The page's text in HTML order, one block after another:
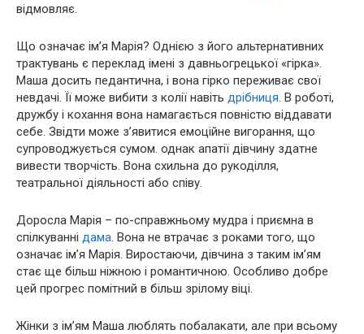
відмовляє.
Що означає ім’я Марія? Однією з його альтернативних
трактувань є переклад імені з давньогрецької «гірка».
Маша досить педантична, і вона гірко переживає свої
невдачі. Її може вибити з колії навіть дрібниця. В роботі,
дружбу і кохання вона намагається повністю віддавати
себе. Звідти може з’явитися емоційне вигорання, що
супроводжується сумом. однак апатії дівчину здатне
вивести творчість. Вона схильна до рукоділля,
театральної діяльності або співу.
Доросла Марія – по-справжньому мудра і приємна в
спілкуванні дама. Вона не втрачає з роками того, що
означає ім’я Марія. Виростаючи, дівчина з таким ім’ям
стає ще більш ніжною і романтичною. Особливо добре
цей прогрес помітний в більш зрілому віці.
Жінки з ім’ям Маша люблять побалакати, але при всьому